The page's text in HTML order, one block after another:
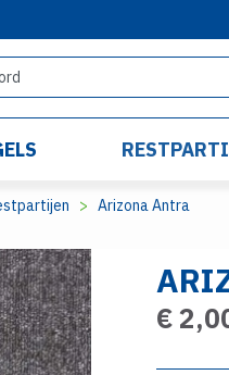
Arizona Antra
€